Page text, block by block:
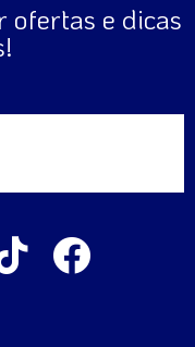
ofertas e dicas